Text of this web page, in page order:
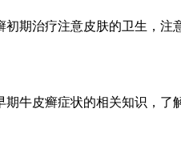
期治疗注意皮肤的卫生，注
牛皮癣症状的相关知识，了